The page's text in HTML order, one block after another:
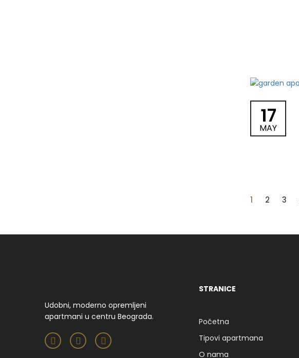
17
MAY
1 2 3
Udobni, moderno opremljeni
apartmani u centru Beograda.
STRANICE
Početna
Tipovi apartmana
O nama